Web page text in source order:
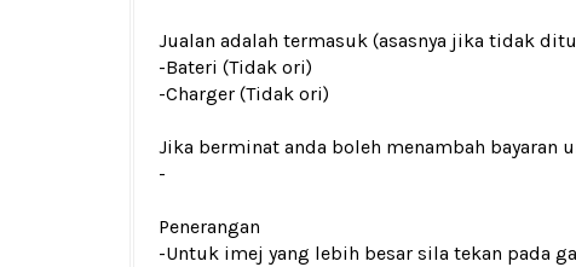
Jualan adalah termasuk (asasnya jika tidak
-Bateri (Tidak ori)
-Charger (Tidak ori)
Jika berminat anda boleh menambah bayaran
-
Penerangan
-Untuk imej yang lebih besar sila tekan pada